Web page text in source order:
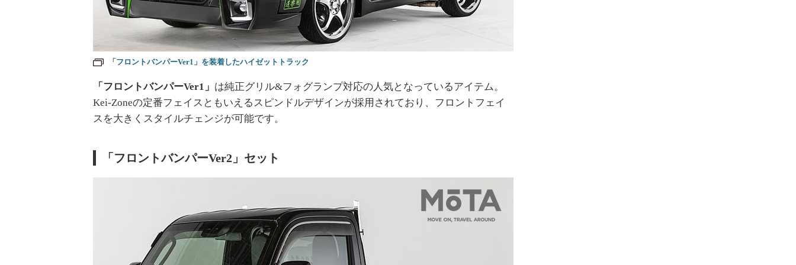
「フロントバンパーVer1」を装着したハイゼットトラック
「フロントバンパーVer1」 は純正グリル&フォグランプ対応の人気となっているアイテム。
Kei-Zoneの定番フェイスともいえるスピンドルデザインが採用されており、フロントフェイ
スを大きくスタイルチェンジが可能です。
「フロントバンパーVer2」セット